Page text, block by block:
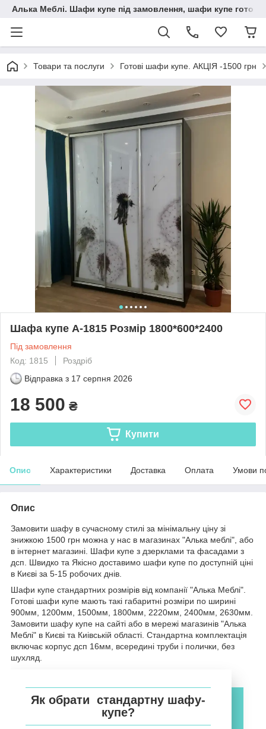
Алька Меблі. Шафи купе під замовлення, шафи купе готові,
Товари та послуги Готові шафи купе. АКЦІЯ -1500 грн
Шафа купе А-1815 Розмір 1800*600*2400
Під замовлення
Код: 1815
Роздріб
Відправка з 17 серпня 2026
18 500 ₴
Купити
Опис Характеристики Доставка Оплата Умови
Опис
Замовити шафу в сучасному стилі за мінімальну ціну зі
знижкою 1500 грн можна у нас в магазинах "Алька меблі", або
в інтернет магазині. Шафи купе з дзерклами та фасадами з
дсп. Швидко та Якісно доставимо шафи купе по доступній ціні
в Києві за 5-15 робочих днів.
Шафи купе стандартних розмірів від компанії "Алька Меблі".
Готові шафи купе мають такі габаритні розміри по ширині
900мм, 1200мм, 1500мм, 1800мм, 2220мм, 2400мм, 2630мм.
Замовити шафу купе на сайті або в мережі магазинів "Алька
Меблі" в Києві та Киівській області. Стандартна комплектація
включає корпус дсп 16мм, всередині труби і полички, без
шухляд.
Як обрати стандартну шафу-
купе?